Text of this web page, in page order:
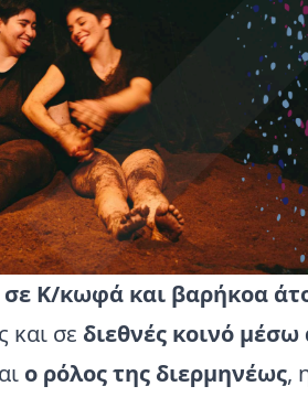
Κ/κωφά και βαρήκοα
και σε διεθνές κοινό
ο ρόλος της διερμηνέως,